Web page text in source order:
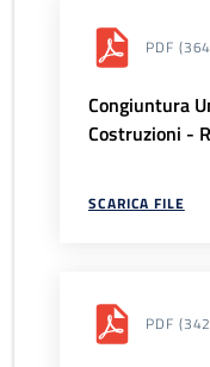
PDF
Congiuntura
Costruzioni -
SCARICA FILE
PDF